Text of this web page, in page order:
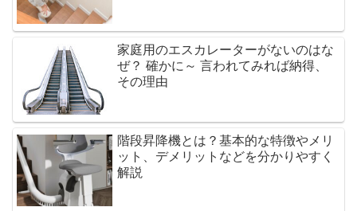
家庭用のエスカレーターがないのはな
ぜ？ 確かに～ 言われてみれば納得、
その理由
階段昇降機とは？基本的な特徴やメリ
ット、デメリットなどを分かりやすく
解説